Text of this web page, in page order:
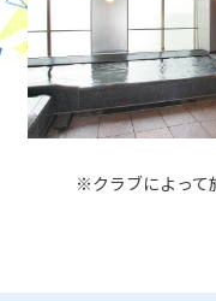
※クラブによって